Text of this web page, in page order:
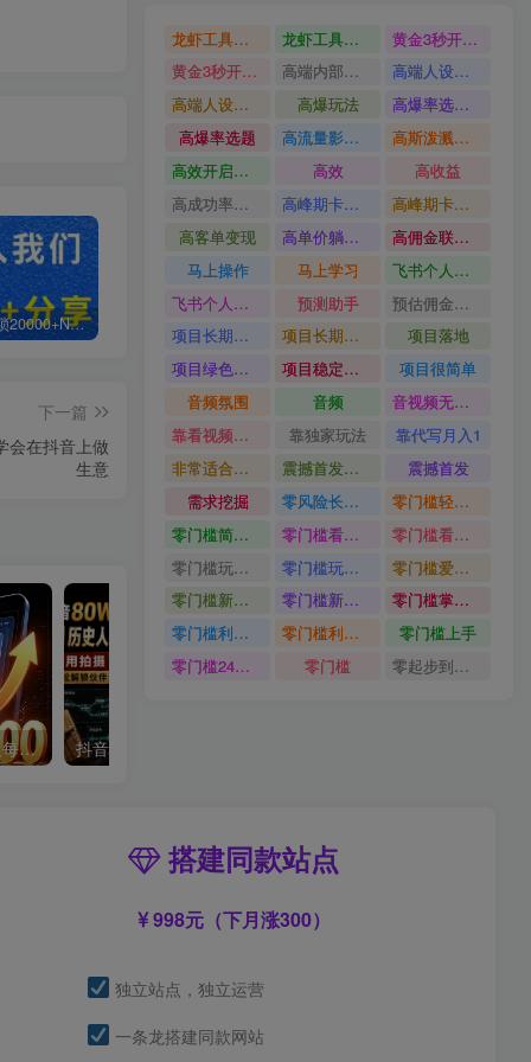
白菜价解锁20000+N个赚钱机会，加入轻创终点站会员，全站资源免费学习。 【站长运营资料】无水印课程资源
下一篇
会在抖音上做
生意
单身小众交友赛道，一个人每天轻松到手1000+，落地快、见效稳【揭秘】
龙虾工具完整部署教学图文视频理财多赛道AI变现 龙虾工具完整部署教学
黄金3秒开头与标题海报玩法六大运营硬核技能高效变现
黄金3秒开头与标题海报玩法
高端内部魔灵召唤挂G打金
高端人设搭建积累客户信任图文剪辑谈单转化实操教学
高端人设搭建积累客户信任
高爆玩法
高爆率选题方法
高爆率选题
高流量影视片
高斯泼溅与游戏化交互课程
高效开启跨境賺钱新通道
高效
高收益
高成功率爆款全流程打法
高峰期卡顿利润被抽干私域直播核心痛点解析
高峰期卡顿利润被抽干
高客单变现
高单价躺賺玩法
高佣金联盟课
马上操作
马上学习
飞书个人版100G注册教程无需额外扩容
飞书个人版100G注册教程
预测助手
预估佣金有2200
项目长期稳定宝妈上班族既能兼职增收
项目长期稳定
项目落地
项目绿色长久
项目稳定落地两年以上
项目很简单
音频氛围
音频
音视频无损切割剪辑神器
靠看视频就能在YouTube上賺到钱
靠独家玩法
靠代写月入1
非常适合小白快速上手
震撼首发小白利用电脑做游戏搬砖
震撼首发
需求挖掘
零风险长期做
零门槛轻资产创业
零门槛简单易上手
零门槛看完就能上手只需一部手机轻松日收30
零门槛看完就能上手
零门槛玩转伙伴计划与精选独家单日稳定收益1k
零门槛玩转伙伴计划与精选独家
零门槛爱奇艺变现冷门赛道
零门槛新手快速入门闲鱼电商日赚百元新手必看教程
零门槛新手快速入门闲鱼电商日赚百元
零门槛掌握汽车赛道变现玩法
零门槛利用AI只需几分钟轻松做出带货短视频
零门槛利用AI
零门槛上手
零门槛24小时无人值守被动创收项目
零门槛 零起步到独立实操
搭建同款站点
998元（下月涨300）
独立站点，独立运营
一条龙搭建同款网站